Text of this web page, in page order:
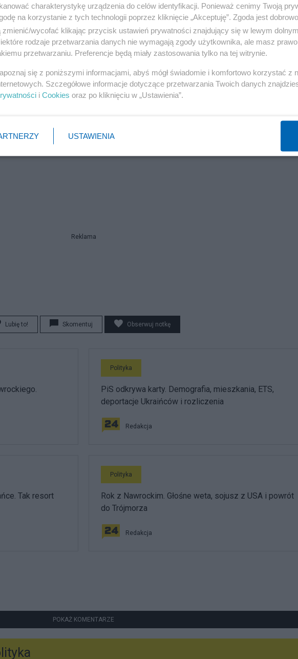
Reklama
Lubię to! Skomentuj Obserwuj notkę
Polityka
PiS odkrywa karty. Demografia, mieszkania, ETS,
deportacje Ukraińców i rozliczenia
Redakcja
Tak resort
Polityka
Rok z Nawrockim. Głośne weta, sojusz z USA i powrót
do Trójmorza
Redakcja
POKAŻ KOMENTARZE
charakterystykę urządzenia do celów identyfikacji. Ponieważ cenimy Twoją
na korzystanie z tych technologii poprzez kliknięcie „Akceptuję”. Zgoda jest
zmienić/wycofać klikając przycisk ustawień prywatności znajdujący się w lewym
rodzaje przetwarzania danych nie wymagają zgody użytkownika, ale masz
przetwarzaniu. Preferencje będą miały zastosowania tylko na tej witrynie.
się z poniższymi informacjami, abyś mógł świadomie i komfortowo korzystać z
Szczegółowe informacje dotyczące przetwarzania Twoich danych
i Cookies oraz po kliknięciu w „Ustawienia”.
USTAWIENIA